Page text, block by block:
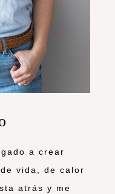
a crear
vida, de calor
atrás y me